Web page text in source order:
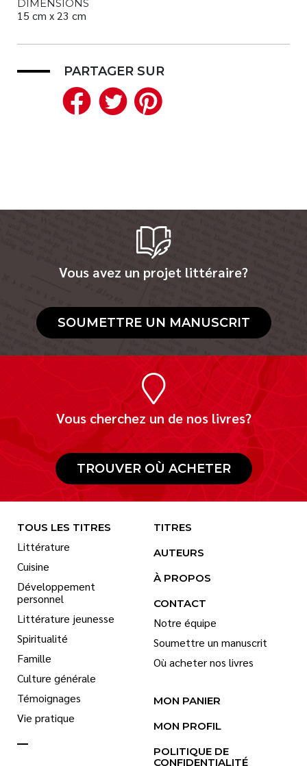
DIMENSIONS
15 cm x 23 cm
PARTAGER SUR
Facebook
Twitter
Vous avez un projet littéraire?
SOUMETTRE UN MANUSCRIT
Vous cherchez un de nos livres?
TROUVER OÙ ACHETER
TOUS LES TITRES
Littérature
Cuisine
Développement
personnel
Littérature jeunesse
Spiritualité
Famille
Culture générale
Témoignages
Vie pratique
TITRES
AUTEURS
À PROPOS
CONTACT
Notre équipe
Soumettre un manuscrit
Où acheter nos livres
MON PANIER
MON PROFIL
POLITIQUE DE
CONFIDENTIALITÉ